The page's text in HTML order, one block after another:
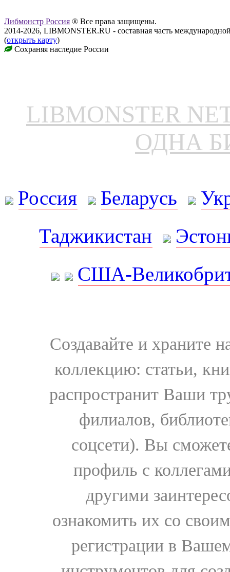
Либмонстр Россия ® Все права защищены.
2014-2026, LIBMONSTER.RU - составная часть
(открыть карту)
Сохраняя наследие России
LIBMONSTER
ОДНА
Россия Беларусь
Таджикистан
США-
Создавайте и храните
коллекцию: статьи,
распространит Ваши
филиалов,
соцсети). Вы
профиль с
другими
ознакомить их со
регистрации в